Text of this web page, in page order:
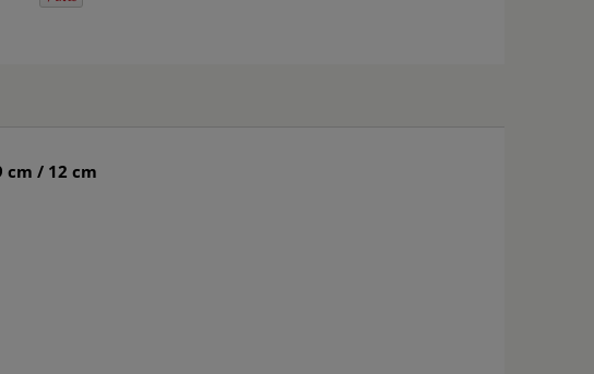
cm / 12 cm